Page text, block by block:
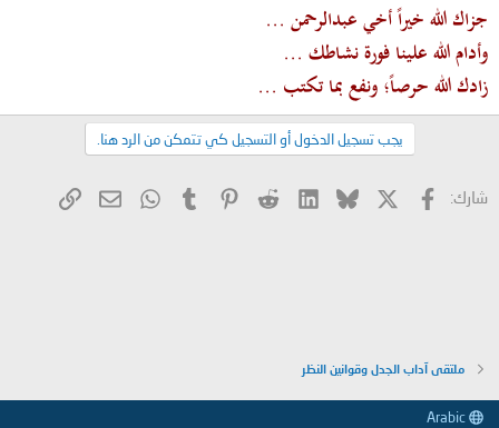
غريبة تشنعها فهذه أفعال الأرذال الذين
لا يفلحون في الْعِلْم أبداً
جزاك الله خيراً أخي عبدالرحمن ...
وأدام الله علينا فورة نشاطك ...
زادك الله حرصاً؛ ونفع بما تكتب ...
يجب تسجيل الدخول أو التسجيل كي تتمكن من الرد هنا.
شارك: فيسبوك Bluesky
LinkedIn
Reddit
Pinterest
Tumblr
WhatsApp
البريد
ملتقى آداب الجدل وقوانين النظر